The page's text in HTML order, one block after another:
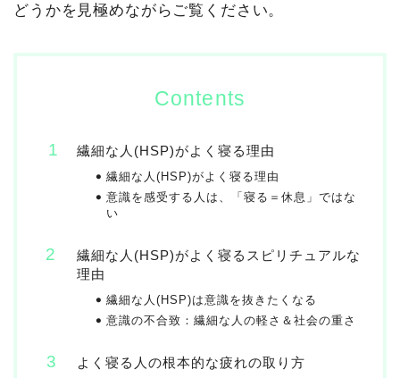
どうかを見極めながらご覧ください。
Contents
繊細な人(HSP)がよく寝る理由
繊細な人(HSP)がよく寝る理由
意識を感受する人は、「寝る＝休息」ではな
い
繊細な人(HSP)がよく寝るスピリチュアルな
理由
繊細な人(HSP)は意識を抜きたくなる
意識の不合致：繊細な人の軽さ＆社会の重さ
よく寝る人の根本的な疲れの取り方